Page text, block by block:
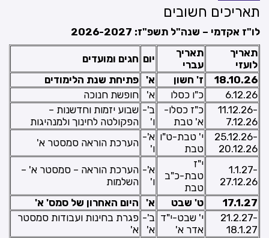
תאריכים חשובים
לו"ז אקדמי – שנה"ל תשפ"ז: 2026-2027
תאריך
לועזי
תאריך
עברי
יום חגים ומועדים
18.10.26
ז' חשון א' פתיחת שנת הלימודים
6.12.26
כ"ו כסלו א'
חופשת חנוכה
11.12.26-
7.12.26
כ"ז כסלו-
א' טבת
ב'-
ו'
שבוע יזמות וחדשנות –
הפקולטה לחינוך ולמנהיגות
25.12.26-
20.12.26
י' טבת-ט"ו
טבת
א'-
ו'
הערכת הוראה סמסטר א'
1.1.27-
27.12.26
י"ז
טבת-כ"ב
טבת
א'-
ו'
הערכת הוראה – סמסטר א' –
השלמות
17.1.27
ט' שבט א'
היום האחרון של סמס' א'
21.2.27-
18.1.27
י' שבט-י"ד
אדר א'
ב'-
א'
פגרת בחינות ועבודות סמסטר
א'